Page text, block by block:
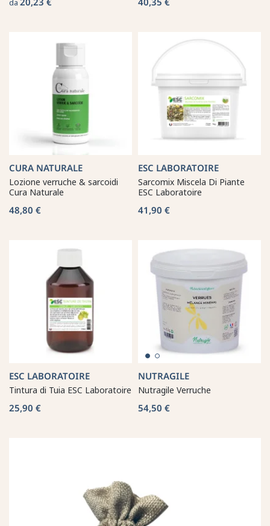
da
CURA NATURALE
Lozione verruche & sarcoidi
Cura Naturale
48,80 €
ESC LABORATOIRE
Sarcomix Miscela Di Piante
ESC Laboratoire
41,90 €
ESC LABORATOIRE
Tintura di Tuia ESC Laboratoire
25,90 €
NUTRAGILE
Nutragile Verruche
54,50 €